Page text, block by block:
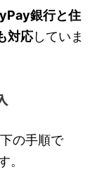
銀行と住
対応していま
の手順で
。